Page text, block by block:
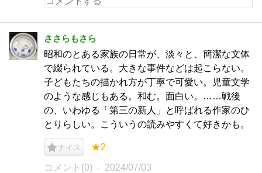
ささらもさら
昭和のとある家族の日常が、淡々と、簡潔な文体
で綴られている。大きな事件などは起こらない。
子どもたちの描かれ方が丁寧で可愛い。児童文学
のような感じもある。和む。面白い。……戦後
の、いわゆる「第三の新人」と呼ばれる作家のひ
とりらしい。こういうの読みやすくて好きかも。
ナイス ★2
コメント(0) 2024/07/03